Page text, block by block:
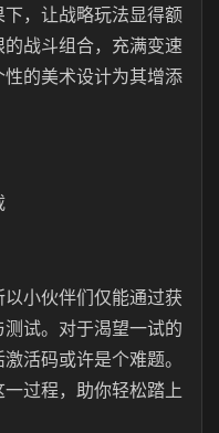
，让战略玩法显得额
战斗组合，充满变速
的美术设计为其增添
小伙伴们仅能通过获
试。对于渴望一试的
活码或许是个难题。
过程，助你轻松踏上